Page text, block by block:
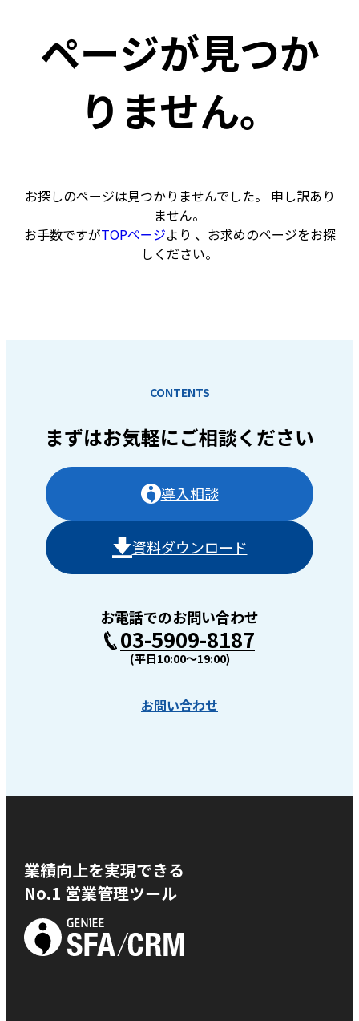
ページが見つか
りません。
お探しのページは見つかりませんでした。 申し訳あり
ません。
お手数ですがTOPページより 、お求めのページをお探
しください。
CONTENTS
まずはお気軽にご相談ください
導入相談
資料ダウンロード
お電話でのお問い合わせ
03-5909-8187
(平日10:00〜19:00)
お問い合わせ
業績向上を実現できる
No.1 営業管理ツール